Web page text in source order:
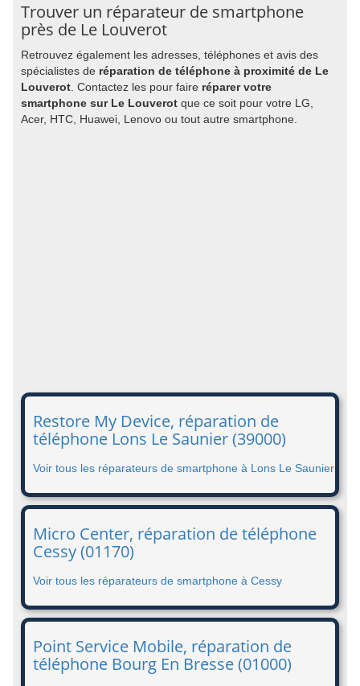
Trouver un réparateur de smartphone
près de Le Louverot
Retrouvez également les adresses, téléphones et avis des
spécialistes de réparation de téléphone à proximité de Le
Louverot . Contactez les pour faire réparer votre
smartphone sur Le Louverot que ce soit pour votre LG,
Acer, HTC, Huawei, Lenovo ou tout autre smartphone.
Restore My Device, réparation de
téléphone Lons Le Saunier (39000)
Voir tous les réparateurs de smartphone à Lons Le Saunier
Micro Center, réparation de téléphone
Cessy (01170)
Voir tous les réparateurs de smartphone à Cessy
Point Service Mobile, réparation de
téléphone Bourg En Bresse (01000)